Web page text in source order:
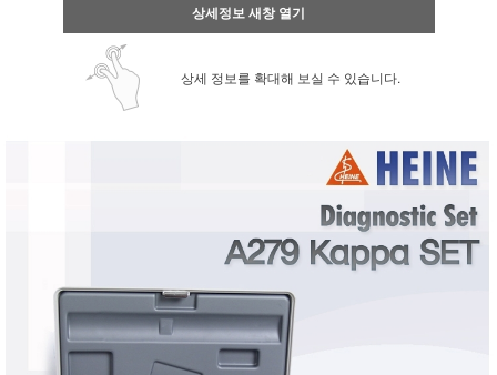
상세정보 새창 열기
상세 정보를 확대해 보실 수 있습니다.